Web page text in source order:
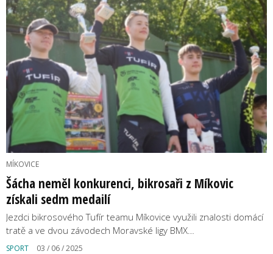
MÍKOVICE
Šácha neměl konkurenci, bikrosaři z Míkovic
získali sedm medailí
Jezdci bikrosového Tufír teamu Míkovice využili znalosti domácí
tratě a ve dvou závodech Moravské ligy BMX…
SPORT 03 / 06 / 2025